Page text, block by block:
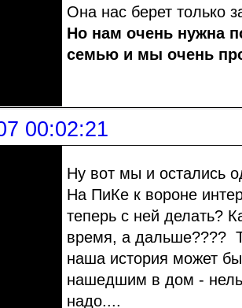
Она нас берет только
Но нам очень нужна
семью и мы очень
00:02:21
Ну вот мы и остались
На ПиКе к вороне
теперь с ней делать?
время, а дальше????
наша история может
нашедшим в дом -
надо....